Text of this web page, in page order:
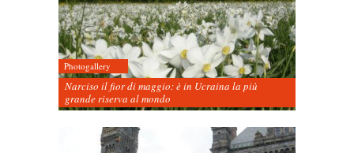
Photogallery
Narciso il fior di maggio: è in Ucraina la più
grande riserva al mondo